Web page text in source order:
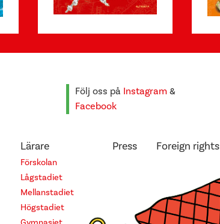
Följ oss på Instagram &
Facebook
Lärare
Förskolan
Lågstadiet
Mellanstadiet
Högstadiet
Press Foreign rights